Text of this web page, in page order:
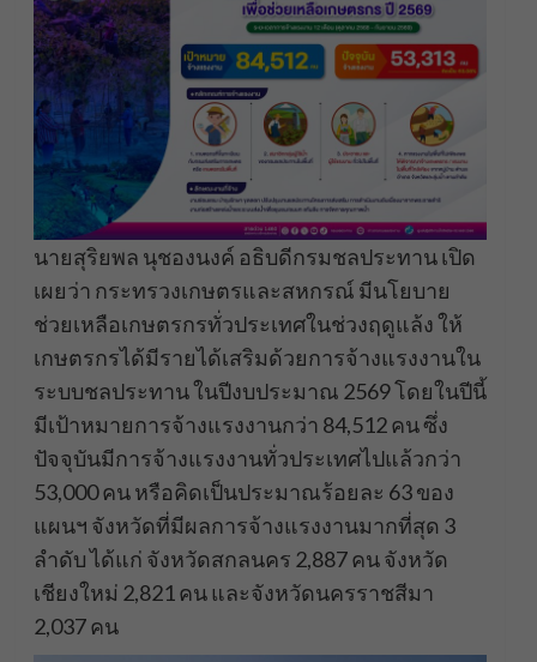
นายสุริยพล นุชองนงค์ อธิบดีกรมชลประทาน เปิด
เผยว่า กระทรวงเกษตรและสหกรณ์ มีนโยบาย
ช่วยเหลือเกษตรกรทั่วประเทศในช่วงฤดูแล้ง ให้
เกษตรกรได้มีรายได้เสริมด้วยการจ้างแรงงานใน
ระบบชลประทาน ในปีงบประมาณ 2569 โดยในปีนี้
มีเป้าหมายการจ้างแรงงานกว่า 84,512 คน ซึ่ง
ปัจจุบันมีการจ้างแรงงานทั่วประเทศไปแล้วกว่า
53,000 คน หรือคิดเป็นประมาณร้อยละ 63 ของ
แผนฯ จังหวัดที่มีผลการจ้างแรงงานมากที่สุด 3
ลำดับ ได้แก่ จังหวัดสกลนคร 2,887 คน จังหวัด
เชียงใหม่ 2,821 คน และจังหวัดนครราชสีมา
2,037 คน